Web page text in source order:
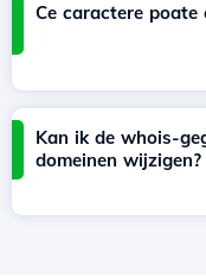
Ce caractere poate
Kan ik de whois-
domeinen wijzigen?